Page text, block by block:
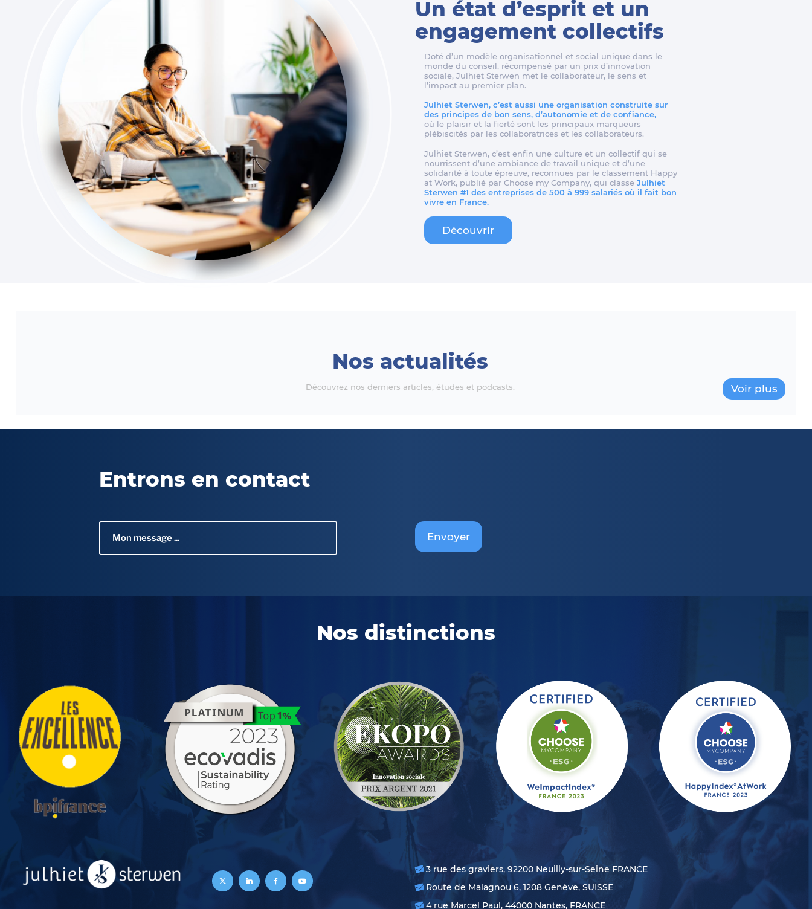
Un état d’esprit et un
engagement collectifs
Doté d’un modèle organisationnel et social unique dans le
monde du conseil, récompensé par un prix d’innovation
sociale, Julhiet Sterwen met le collaborateur, le sens et
l’impact au premier plan.
Julhiet Sterwen, c’est aussi une organisation construite sur
des principes de bon sens, d’autonomie et de confiance,
où le plaisir et la fierté sont les principaux marqueurs
plébiscités par les collaboratrices et les collaborateurs.
Julhiet Sterwen, c’est enfin une culture et un collectif qui se
nourrissent d’une ambiance de travail unique et d’une
solidarité à toute épreuve, reconnues par le classement Happy
at Work, publié par Choose my Company, qui classe Julhiet
Sterwen #1 des entreprises de 500 à 999 salariés où il fait bon
vivre en France.
Découvrir
Nos actualités
Découvrez nos derniers articles, études et podcasts. Voir plus
Entrons en contact
Envoyer
Nos distinctions
3 rue des graviers, 92200 Neuilly-sur-Seine FRANCE
Route de Malagnou 6, 1208 Genève, SUISSE
4 rue Marcel Paul, 44000 Nantes, FRANCE